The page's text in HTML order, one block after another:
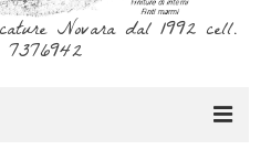
Novara dal 1992 cell.